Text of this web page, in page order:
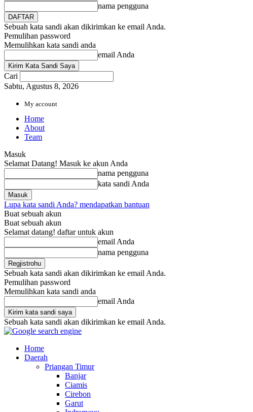
nama pengguna
Sebuah kata sandi akan dikirimkan ke email Anda.
Pemulihan password
Memulihkan kata sandi anda
email Anda
Cari
Sabtu, Agustus 8, 2026
My account
Home
About
Team
Masuk
Selamat Datang! Masuk ke akun Anda
nama pengguna
kata sandi Anda
Lupa kata sandi Anda? mendapatkan bantuan
Buat sebuah akun
Buat sebuah akun
Selamat datang! daftar untuk akun
email Anda
nama pengguna
Sebuah kata sandi akan dikirimkan ke email Anda.
Pemulihan password
Memulihkan kata sandi anda
email Anda
Sebuah kata sandi akan dikirimkan ke email Anda.
Home
Daerah
Priangan Timur
Banjar
Ciamis
Cirebon
Garut